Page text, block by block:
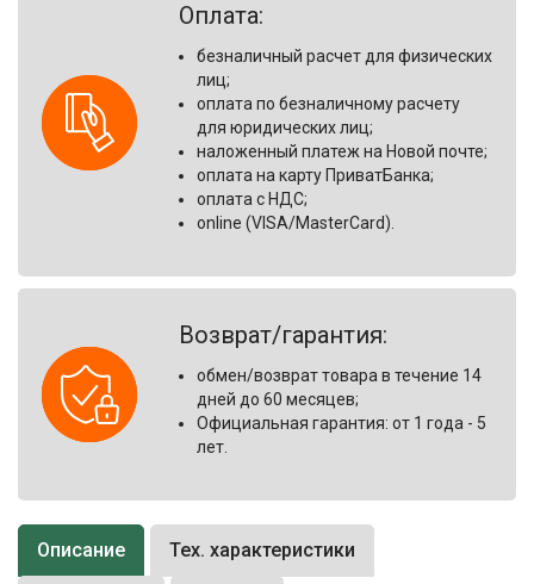
Оплата:
безналичный расчет для физических
лиц;
оплата по безналичному расчету
для юридических лиц;
наложенный платеж на Новой почте;
оплата на карту ПриватБанка;
оплата с НДС;
online (VISA/MasterCard).
Возврат/гарантия:
обмен/возврат товара в течение 14
дней до 60 месяцев;
Официальная гарантия: от 1 года - 5
лет.
Описание Тех. характеристики